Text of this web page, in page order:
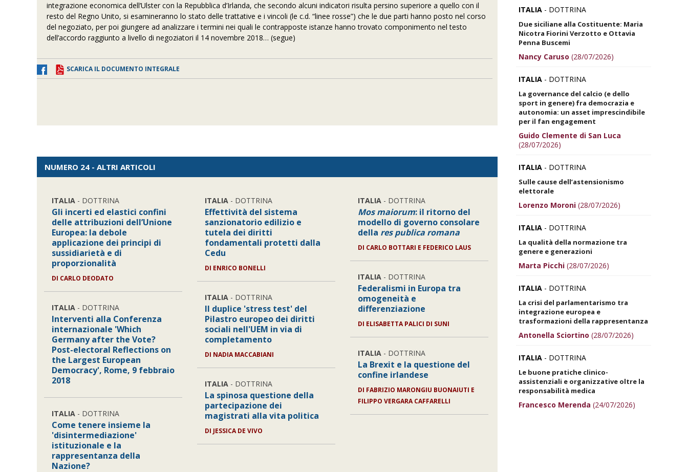
integrazione economica dell’Ulster con la Repubblica d’Irlanda, che secondo alcuni indicatori risulta persino superiore a quello con il
resto del Regno Unito, si esamineranno lo stato delle trattative e i vincoli (le c.d. “linee rosse”) che le due parti hanno posto nel corso
del negoziato, per poi giungere ad analizzare i termini nei quali le contrapposte istanze hanno trovato componimento nel testo
dell’accordo raggiunto a livello di negoziatori il 14 novembre 2018… (segue)
SCARICA IL DOCUMENTO INTEGRALE
NUMERO 24 - ALTRI ARTICOLI
ITALIA - DOTTRINA
Gli incerti ed elastici confini
delle attribuzioni dell’Unione
Europea: la debole
applicazione dei principi di
sussidiarietà e di
proporzionalità
DI CARLO DEODATO
ITALIA - DOTTRINA
Interventi alla Conferenza
internazionale 'Which
Germany after the Vote?
Post-electoral Reflections on
the Largest European
Democracy', Rome, 9 febbraio
2018
ITALIA - DOTTRINA
Come tenere insieme la
'disintermediazione'
istituzionale e la
rappresentanza della
Nazione?
ITALIA - DOTTRINA
Effettività del sistema
sanzionatorio edilizio e
tutela dei diritti
fondamentali protetti dalla
Cedu
DI ENRICO BONELLI
ITALIA - DOTTRINA
Il duplice 'stress test' del
Pilastro europeo dei diritti
sociali nell'UEM in via di
completamento
DI NADIA MACCABIANI
ITALIA - DOTTRINA
La spinosa questione della
partecipazione dei
magistrati alla vita politica
DI JESSICA DE VIVO
ITALIA- DOTTRINA
Mos maiorum: il ritorno del
modello di governo consolare
della res publica romana
DI CARLO BOTTARI E FEDERICO LAUS
ITALIA- DOTTRINA
Federalismi in Europa tra
omogeneità e
differenziazione
DI ELISABETTA PALICI DI SUNI
ITALIA- DOTTRINA
La Brexit e la questione del
confine irlandese
DI FABRIZIO MARONGIU BUONAIUTI E
FILIPPO VERGARA CAFFARELLI
ITALIA - DOTTRINA
Due siciliane alla Costituente: Maria
Nicotra Fiorini Verzotto e Ottavia
Penna Buscemi
Nancy Caruso (28/07/2026)
ITALIA - DOTTRINA
La governance del calcio (e dello
sport in genere) fra democrazia e
autonomia: un asset imprescindibile
per il fan engagement
Guido Clemente di San Luca
(28/07/2026)
ITALIA - DOTTRINA
Sulle cause dell’astensionismo
elettorale
Lorenzo Moroni (28/07/2026)
ITALIA - DOTTRINA
La qualità della normazione tra
genere e generazioni
Marta Picchi (28/07/2026)
ITALIA - DOTTRINA
La crisi del parlamentarismo tra
integrazione europea e
trasformazioni della rappresentanza
Antonella Sciortino (28/07/2026)
ITALIA - DOTTRINA
Le buone pratiche clinico-
assistenziali e organizzative oltre la
responsabilità medica
Francesco Merenda (24/07/2026)